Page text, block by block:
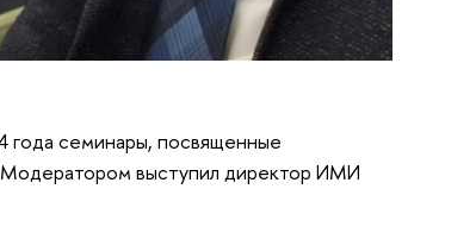
года семинары, посвященные
Модератором выступил директор ИМИ